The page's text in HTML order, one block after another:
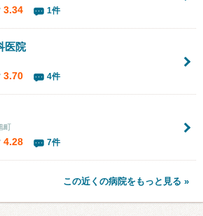
3.34 1件
医院
3.70 4件
町
4.28 7件
この近くの病院をもっと見る »